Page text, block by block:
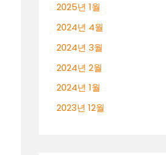
2025년 1월
2024년 4월
2024년 3월
2024년 2월
2024년 1월
2023년 12월